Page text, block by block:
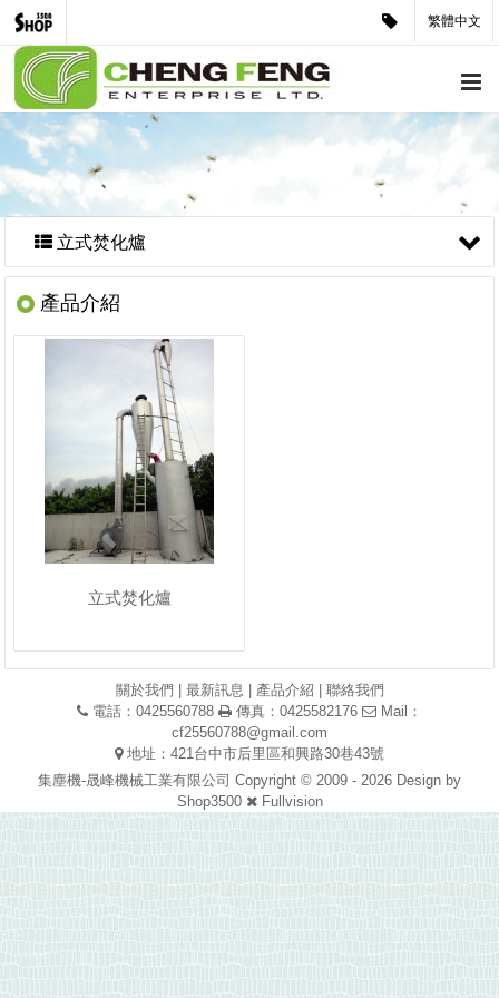
繁體中文
立式焚化爐
產品介紹
立式焚化爐
關於我們 | 最新訊息 | 產品介紹 | 聯絡我們
電話：0425560788
傳真：0425582176
Mail：
cf25560788@gmail.com
地址：421台中市后里區和興路30巷43號
集塵機-晟峰機械工業有限公司 Copyright © 2009 - 2026 Design by
Shop3500
Fullvision